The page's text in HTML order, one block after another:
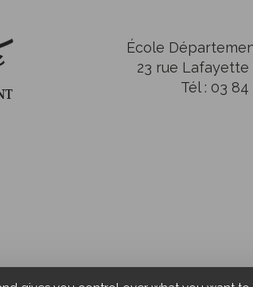
École
23 rue Lafayette
Tél : 03